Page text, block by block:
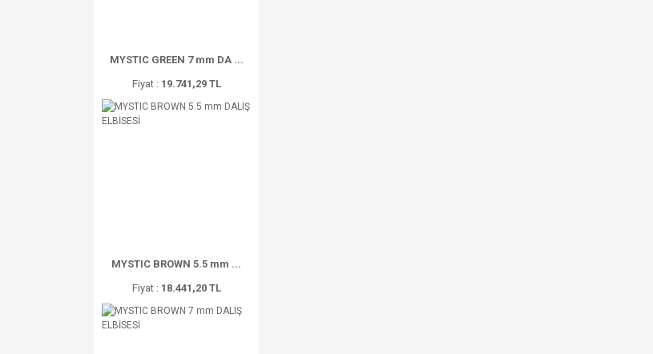
MYSTIC GREEN 7 mm DA ...
Fiyat : 19.741,29 TL
MYSTIC BROWN 5.5 mm ...
Fiyat : 18.441,20 TL